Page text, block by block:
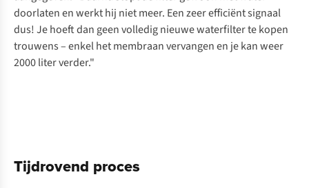
doorlaten en werkt hij niet meer. Een zeer efficiënt signaal
dus! Je hoeft dan geen volledig nieuwe waterfilter te kopen
trouwens – enkel het membraan vervangen en je kan weer
2000 liter verder."
Tijdrovend proces